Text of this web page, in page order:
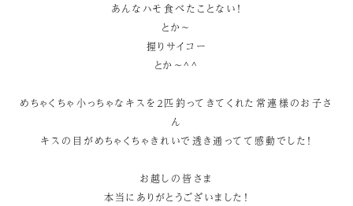
あんなハモ食べたことない！
とか～
握りサイコー
とか～^^
めちゃくちゃ小っちゃなキスを２匹釣ってきてくれた常連様のお子さ
ん
キスの目がめちゃくちゃきれいで透き通ってて感動でした！
お越しの皆さま
本当にありがとうございました！